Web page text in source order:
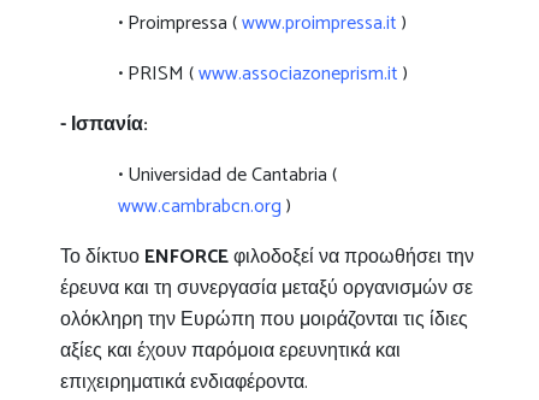
• Proimpressa (www.proimpressa.it)
• PRISM (www.associazoneprism.it)
-Ισπανία:
• Universidad de Cantabria (
www.cambrabcn.org)
Το δίκτυοENFORCEφιλοδοξεί να προωθήσει την
έρευνα και τη συνεργασία μεταξύ οργανισμών σε
ολόκληρη την Ευρώπη που μοιράζονται τις ίδιες
αξίες και έχουν παρόμοια ερευνητικά και
επιχειρηματικά ενδιαφέροντα.